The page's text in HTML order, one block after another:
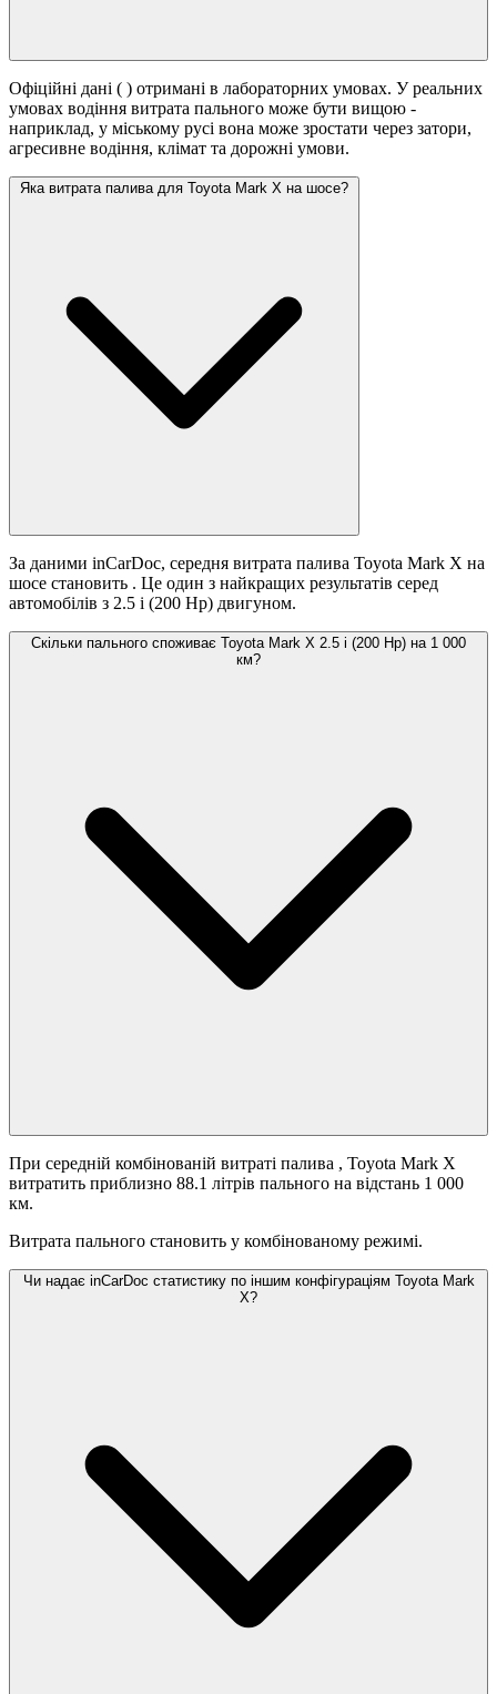
Офіційні дані ( ) отримані в лабораторних умовах. У реальних
умовах водіння витрата пального може бути вищою -
наприклад, у міському русі вона може зростати через затори,
агресивне водіння, клімат та дорожні умови.
Яка витрата палива для Toyota Mark X на шосе?
За даними inCarDoc, середня витрата палива Toyota Mark X на
шосе становить . Це один з найкращих результатів серед
автомобілів з 2.5 i (200 Hp) двигуном.
Скільки пального споживає Toyota Mark X 2.5 i (200 Hp) на 1 000
км?
При середній комбінованій витраті палива , Toyota Mark X
витратить приблизно 88.1 літрів пального на відстань 1 000
км.
Витрата пального становить у комбінованому режимі.
Чи надає inCarDoc статистику по іншим конфігураціям Toyota Mark
X?